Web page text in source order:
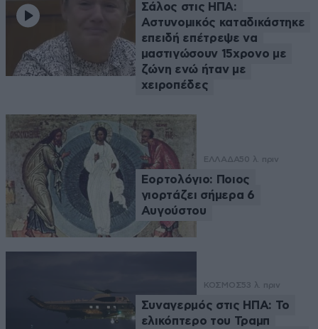
Σάλος στις ΗΠΑ:
Αστυνομικός καταδικάστηκε
επειδή επέτρεψε να
μαστιγώσουν 15χρονο με
ζώνη ενώ ήταν με
χειροπέδες
ΕΛΛΑΔΑ50 λ. πριν
Εορτολόγιο: Ποιος
γιορτάζει σήμερα 6
Αυγούστου
ΚΟΣΜΟΣ53 λ. πριν
Συναγερμός στις ΗΠΑ: Το
ελικόπτερο του Τραμπ